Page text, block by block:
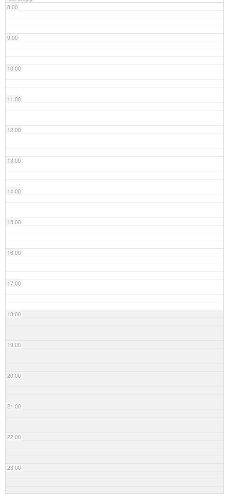
8:00
9:00
10:00
11:00
12:00
13:00
14:00
15:00
16:00
17:00
18:00
19:00
20:00
21:00
22:00
23:00